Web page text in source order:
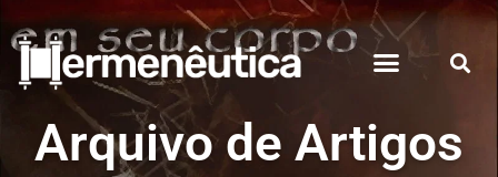
Arquivo de Artigos